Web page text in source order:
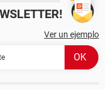
Ver un ejemplo